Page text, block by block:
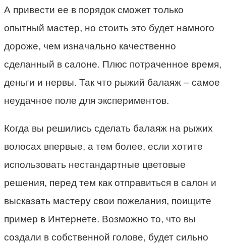
А привести ее в порядок сможет только
опытный мастер, но стоить это будет намного
дороже, чем изначально качественно
сделанный в салоне. Плюс потраченное время,
деньги и нервы. Так что рыжий балаяж – самое
неудачное поле для экспериментов.
Когда вы решились сделать балаяж на рыжих
волосах впервые, а тем более, если хотите
использовать нестандартные цветовые
решения, перед тем как отправиться в салон и
высказать мастеру свои пожелания, поищите
пример в Интернете. Возможно то, что вы
создали в собственной голове, будет сильно